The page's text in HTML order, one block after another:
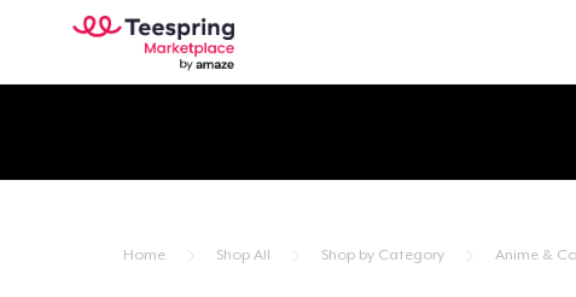
Home Shop All Shop by Category Anime &